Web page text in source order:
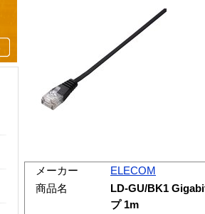
メーカー
ELECOM
商品名
LD-GU/BK1
プ 1m